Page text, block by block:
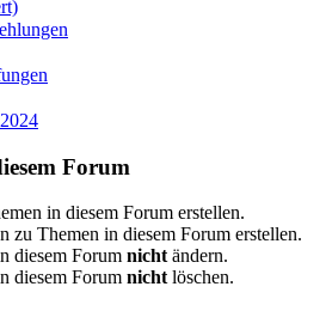
Forum
in diesem Forum erstellen.
zu Themen in diesem Forum erstellen.
diesem Forum nicht ändern.
diesem Forum nicht löschen.